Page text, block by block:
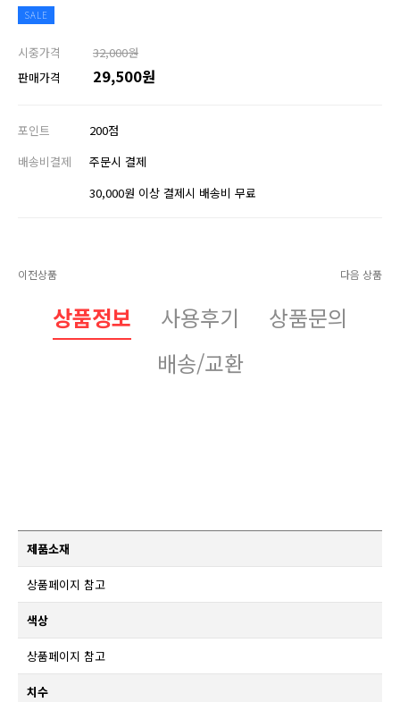
SALE
시중가격
32,000원
판매가격
29,500원
포인트
200점
배송비결제
주문시 결제
30,000원 이상 결제시 배송비 무료
이전상품 다음 상품
상품정보 사용후기
상품문의
배송/교환
제품소재
상품페이지 참고
색상
상품페이지 참고
치수